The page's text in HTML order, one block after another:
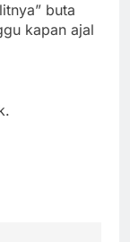
buta
kapan ajal